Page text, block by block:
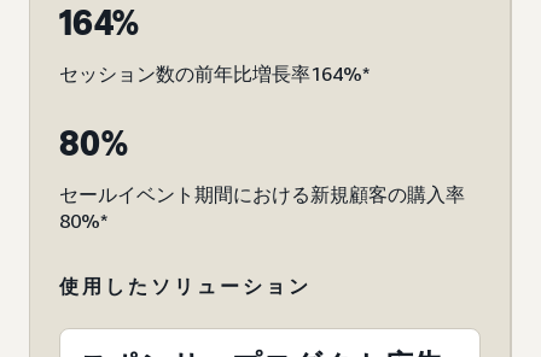
164%
セッション数の前年比増長率164%*
80%
セールイベント期間における新規顧客の購入率
80%*
使用したソリューション